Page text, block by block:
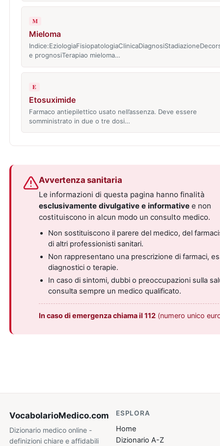
M
Mieloma
e prognosiTerapiao mieloma…
E
Etosuximide
Farmaco antiepilettico usato nell’assenza. Deve essere
somministrato in due o tre dosi…
Avvertenza sanitaria
Le informazioni di questa pagina hanno finalità
esclusivamente divulgative e informative e non
costituiscono in alcun modo un consulto medico.
Non sostituiscono il parere del medico, del
di altri professionisti sanitari.
Non rappresentano una prescrizione di farmaci,
diagnostici o terapie.
In caso di sintomi, dubbi o preoccupazioni sulla
consulta sempre un medico qualificato.
In caso di emergenza chiama il 112 (numero unico
VocabolarioMedico.com
Dizionario medico online -
definizioni chiare e affidabili
ESPLORA
Home
Dizionario A-Z